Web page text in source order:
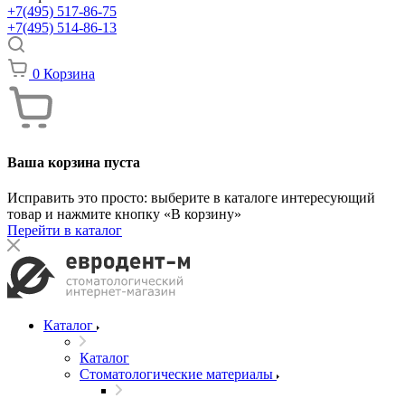
+7(495) 517-86-75
+7(495) 514-86-13
0 Корзина
Ваша корзина пуста
Исправить это просто: выберите в каталоге интересующий
товар и нажмите кнопку «В корзину»
Перейти в каталог
Каталог
Каталог
Стоматологические материалы